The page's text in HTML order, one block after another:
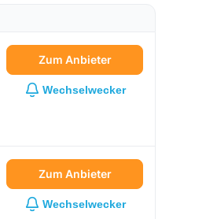
Zum Anbieter
Wechselwecker
Zum Anbieter
Wechselwecker